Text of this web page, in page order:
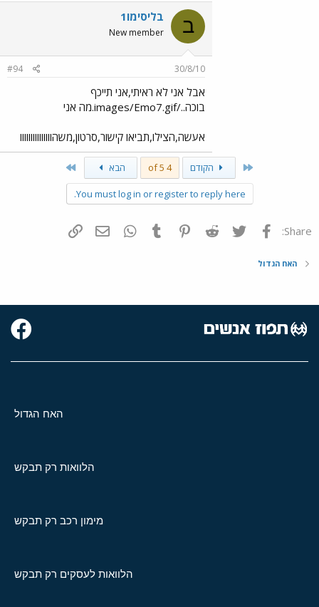
ב בליסימו1
New member
30/8/10
#94
אבל אני לא ראיתי,אני תייכף
בוכה../images/Emo7.gif.מה אני
אעשה,הצילו,תביאו קישור,סרטון,משהווווווווווווווו
First הקודם 4 of 5 הבא
You must log in or register to reply here.
Share: פייסבוק Twitter
Reddit
Pinterest
Tumblr
WhatsAppדואר אלקטרוני
האח הגדול
האח הגדול
הלוואות רק תבקש
מימון רכב רק תבקש
הלוואות לעסקים רק תבקש